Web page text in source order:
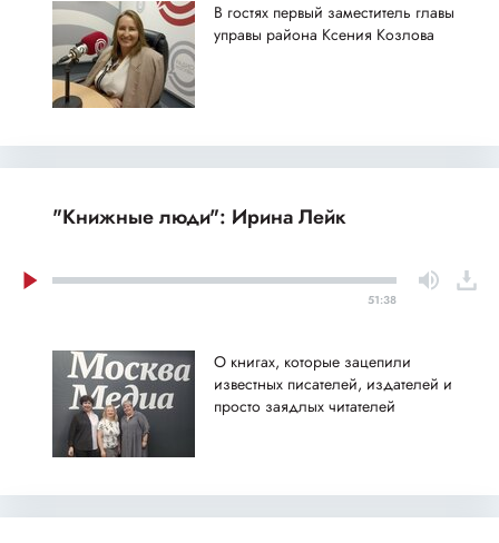
В гостях первый заместитель главы
управы района Ксения Козлова
"Книжные люди": Ирина Лейк
51:38
О книгах, которые зацепили
известных писателей, издателей и
просто заядлых читателей